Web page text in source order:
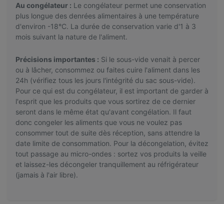
Au congélateur : Le congélateur permet une conservation
plus longue des denrées alimentaires à une température
d'environ -18°C. La durée de conservation varie d'1 à 3
mois suivant la nature de l'aliment.
Précisions importantes : Si le sous-vide venait à percer
ou à lâcher, consommez ou faites cuire l'aliment dans les
24h (vérifiez tous les jours l'intégrité du sac sous-vide).
Pour ce qui est du congélateur, il est important de garder à
l'esprit que les produits que vous sortirez de ce dernier
seront dans le même état qu'avant congélation. Il faut
donc congeler les aliments que vous ne voulez pas
consommer tout de suite dès réception, sans attendre la
date limite de consommation. Pour la décongelation, évitez
tout passage au micro-ondes : sortez vos produits la veille
et laissez-les décongeler tranquillement au réfrigérateur
(jamais à l'air libre).